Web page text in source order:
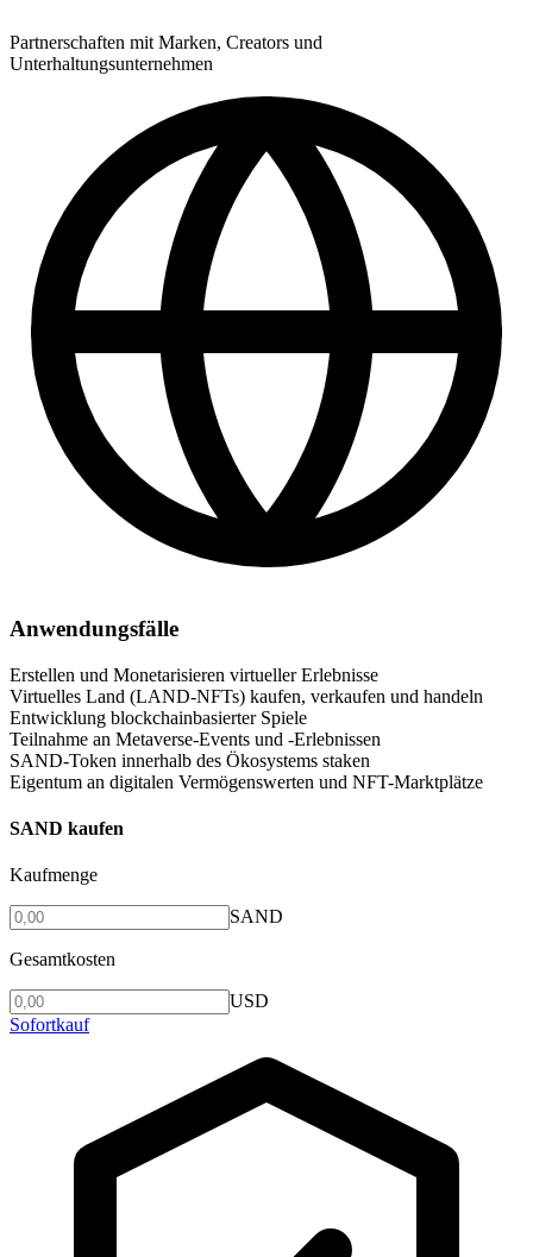
Partnerschaften mit Marken, Creators und
Unterhaltungsunternehmen
Anwendungsfälle
Erstellen und Monetarisieren virtueller Erlebnisse
Virtuelles Land (LAND-NFTs) kaufen, verkaufen und handeln
Entwicklung blockchainbasierter Spiele
Teilnahme an Metaverse-Events und -Erlebnissen
SAND-Token innerhalb des Ökosystems staken
Eigentum an digitalen Vermögenswerten und NFT-Marktplätze
SAND kaufen
Kaufmenge
SAND
Gesamtkosten
USD
Sofortkauf